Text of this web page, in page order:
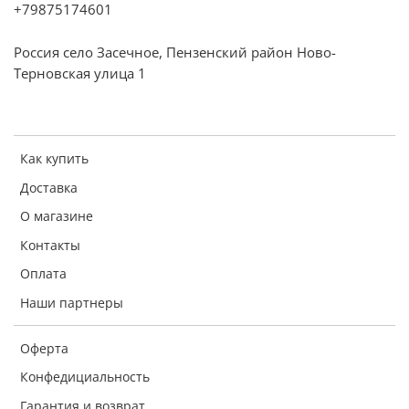
функция для приготовления кофе
Как купить
Доставка
О магазине
Контакты
Оплата
Наши партнеры
Оферта
Конфедициальность
Гарантия и возврат
+79875174601
Россия село Засечное, Пензенский район Ново-
Терновская улица 1